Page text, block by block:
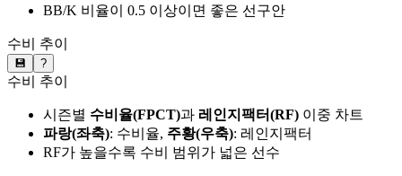
BB/K 비율이 0.5 이상이면 좋은 선구안
수비 추이
💾 ?
수비 추이
시즌별 수비율(FPCT)과 레인지팩터(RF) 이중 차트
파랑(좌축): 수비율, 주황(우축): 레인지팩터
RF가 높을수록 수비 범위가 넓은 선수